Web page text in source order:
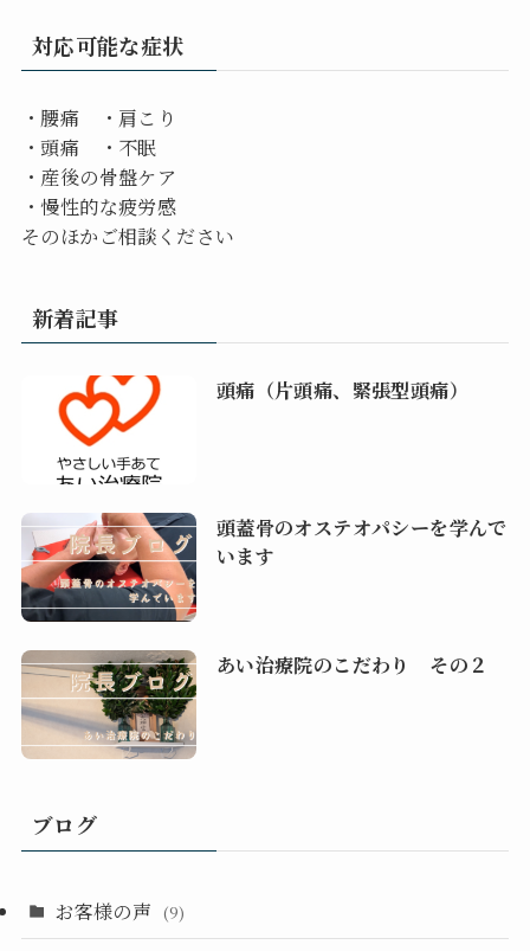
対応可能な症状
・腰痛 ・肩こり
・頭痛 ・不眠
・産後の骨盤ケア
・慢性的な疲労感
そのほかご相談ください
新着記事
頭痛（片頭痛、緊張型頭痛）
頭蓋骨のオステオパシーを学んで
います
あい治療院のこだわり その２
ブログ
お客様の声 (9)